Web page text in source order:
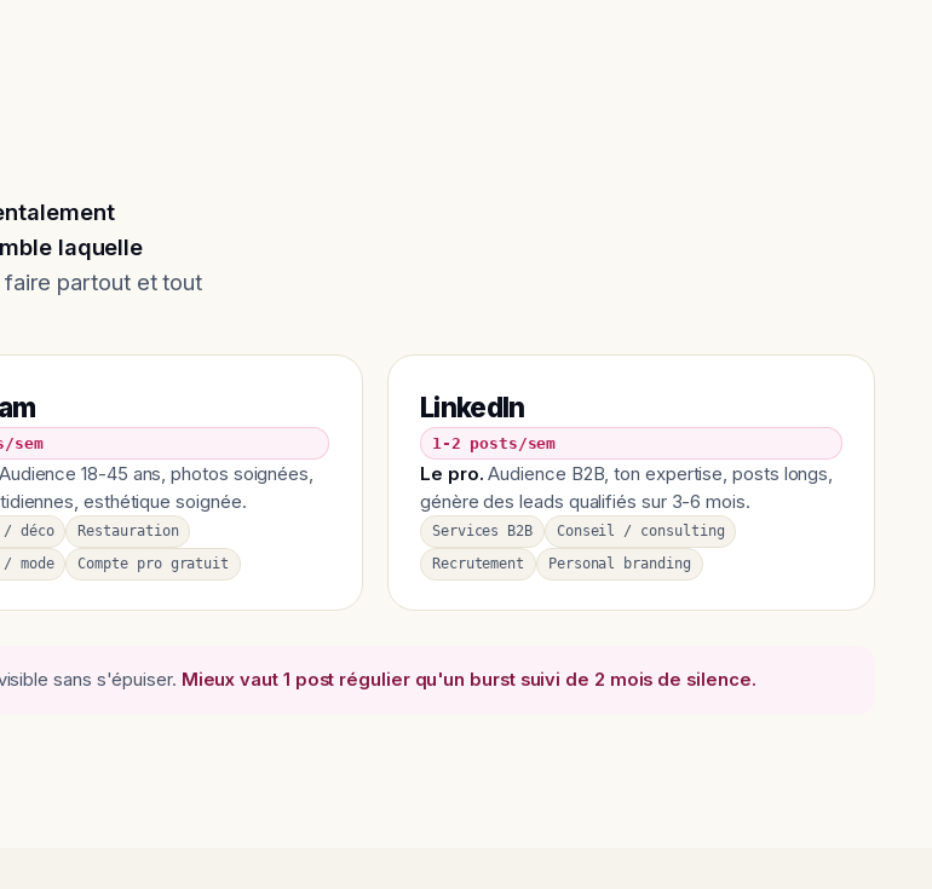
laquelle
partout et tout
sem
Audience 18-45 ans, photos soignées,
esthétique soignée.
déco
Restauration
mode
Compte pro gratuit
LinkedIn
1-2 posts/sem
Le pro. Audience B2B, ton expertise, posts longs,
génère des leads qualifiés sur 3-6 mois.
Services B2B
Conseil / consulting
Recrutement
Personal branding
sans s'épuiser. Mieux vaut 1 post régulier qu'un burst suivi de 2 mois de silence.